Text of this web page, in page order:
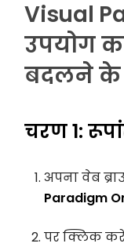
Visual
उपयोग
बदलने के
चरण 1:
अपना वेब
Paradigm
पर क्लिक